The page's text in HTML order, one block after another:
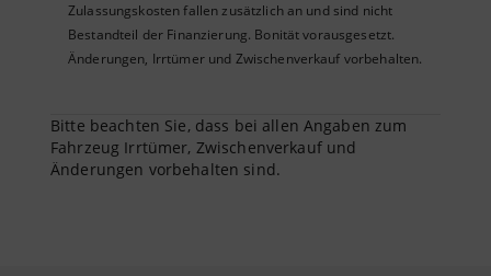
Zulassungskosten fallen zusätzlich an und sind nicht
Bestandteil der Finanzierung. Bonität vorausgesetzt.
Änderungen, Irrtümer und Zwischenverkauf vorbehalten.
Bitte beachten Sie, dass bei allen Angaben zum
Fahrzeug Irrtümer, Zwischenverkauf und
Änderungen vorbehalten sind.